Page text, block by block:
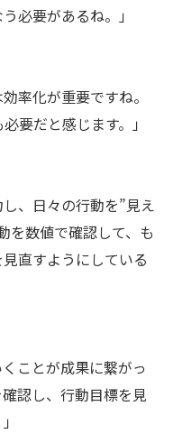
必要があるね。」
率化が重要ですね。
要だと感じます。」
、日々の行動を”見え
を数値で確認して、も
直すようにしている
ことが成果に繋がっ
認し、行動目標を見